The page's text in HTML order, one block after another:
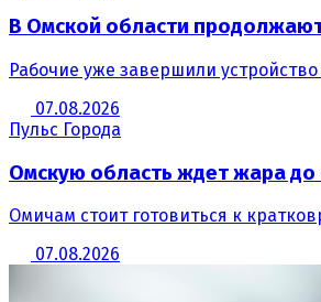
В Омской области
Рабочие уже завершили
07.08.2026
Пульс Города
Омскую область ждет жара до
Омичам стоит готовиться к
07.08.2026